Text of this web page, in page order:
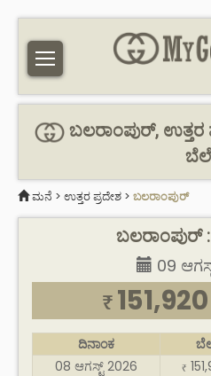
ಬಲರಾಂಪುರ್, ಉತ್ತರ
ಬೆಲೆ
ಮನೆ > ಉತ್ತರ ಪ್ರದೇಶ > ಬಲರಾಂಪುರ್
ಬಲರಾಂಪುರ್
09
₹ 151,920
ದಿನಾಂಕ
08 ಆಗಸ್ಟ್ 2026
₹